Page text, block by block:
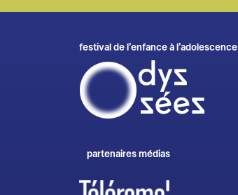
festival de l’enfance à l’adolescence
partenaires médias